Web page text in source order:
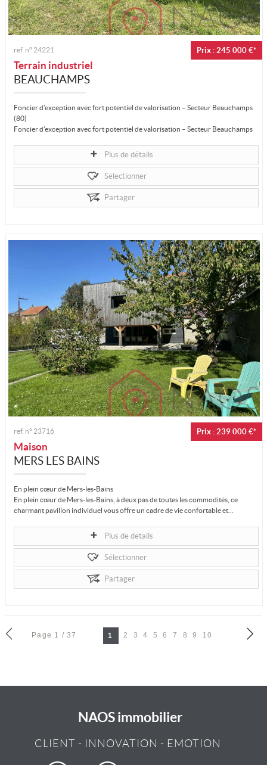
Prix : 245 000 €*
ref. n° 24221
Terrain industriel
BEAUCHAMPS
Foncier d’exception avec fort potentiel de valorisation – Secteur Beauchamps
(80)
Foncier d’exception avec fort potentiel de valorisation – Secteur Beauchamps
À proximité immédiate de l’autoroute A28, dans un secteur à la fois...
Plus de détails
Sélectionner
Partager
Prix : 239 000 €*
ref. n° 23716
Maison
MERS LES BAINS
En plein cœur de Mers-les-Bains
En plein cœur de Mers-les-Bains, à deux pas de toutes les commodités, ce
charmant pavillon individuel vous offre un cadre de vie confortable et...
Plus de détails
Sélectionner
Partager
Page 1 / 37 1 2 3 4 5 6 7 8 9 10
NAOS immobilier
CLIENT - INNOVATION - EMOTION